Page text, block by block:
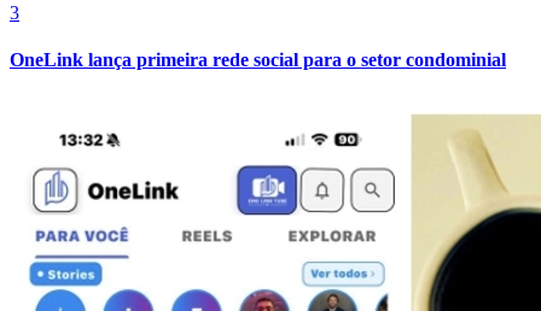
3
OneLink lança primeira rede social para o setor condominial